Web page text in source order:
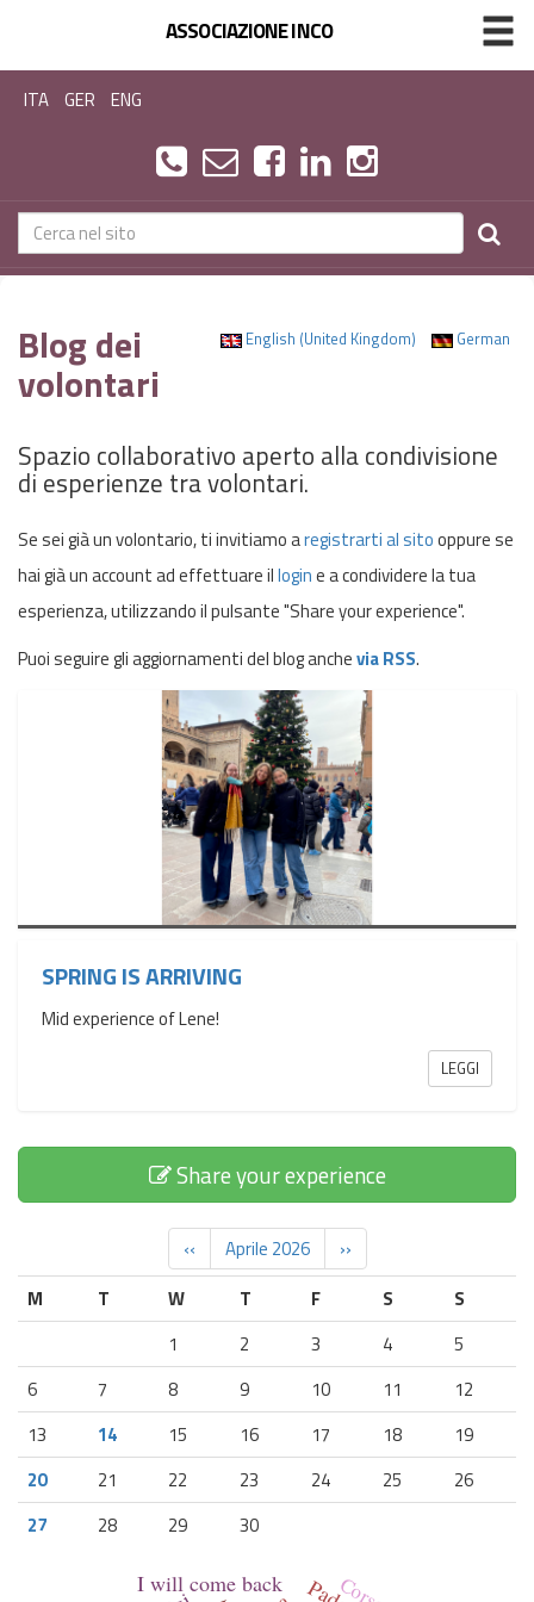
ASSOCIAZIONE INCO
ITA GER ENG
English (United Kingdom) German
Blog dei
volontari
Spazio collaborativo aperto alla condivisione
di esperienze tra volontari.
Se sei già un volontario, ti invitiamo aregistrarti al sitooppure se
hai già un account ad effettuare illogine a condividere la tua
esperienza, utilizzando il pulsante "Share your experience".
Puoi seguire gli aggiornamenti del blog anchevia RSS.
SPRING IS ARRIVING
Mid experience of Lene!
LEGGI
Share your experience
‹‹ Aprile 2026
››
M
T W T F S
S
1
2 3 4
5
6
7 8 9 10 11
12
13
14 15 16 17 18
19
20
21 22 23 24 25
26
27
28 29 30
I will come back